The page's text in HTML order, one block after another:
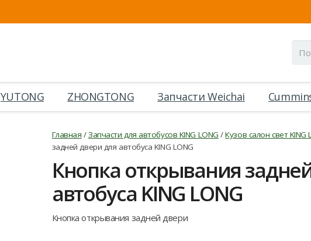
YUTONG ZHONGTONG Запчасти Weichai
Главная /Запчасти для автобусов KING LONG /Кузов салон свет KING
задней двери для автобуса KING LONG
Кнопка открывания
автобуса KING LONG
Кнопка открывания задней двери